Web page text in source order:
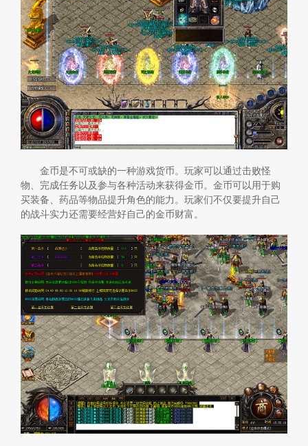
金币是不可或缺的一种游戏货币。玩家可以通过击败怪
物、完成任务以及参与各种活动来获得金币。金币可以用于购
买装备、药品等物品提升角色的能力。玩家们不仅要提升自己
的战斗实力还需要经营好自己的金币财富。